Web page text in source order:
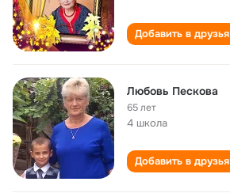
Добавить в друзья
Любовь Пескова
65 лет
4 школа
Добавить в друзья